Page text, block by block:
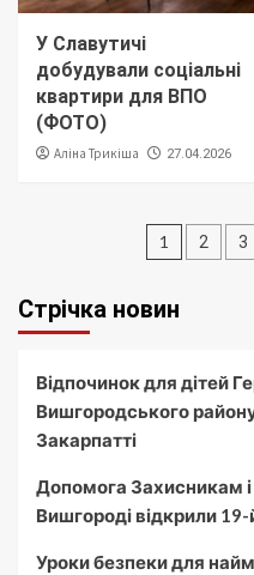
У Славутичі
добудували соціальні
квартири для ВПО
(ФОТО)
Аліна Трикіша 27.04.2026
1 2 3
Стрічка новин
Відпочинок для дітей
Вишгородського
Закарпатті
Допомога Захисникам і
Вишгороді відкрили
Уроки безпеки для